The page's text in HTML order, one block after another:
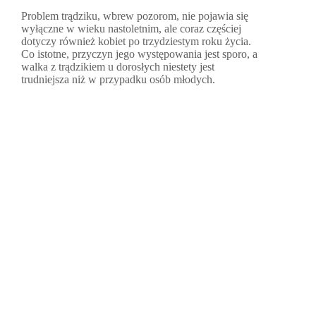
Problem trądziku, wbrew pozorom, nie pojawia się
wyłączne w wieku nastoletnim, ale coraz częściej
dotyczy również kobiet po trzydziestym roku życia.
Co istotne, przyczyn jego występowania jest sporo, a
walka z trądzikiem u dorosłych niestety jest
trudniejsza niż w przypadku osób młodych.